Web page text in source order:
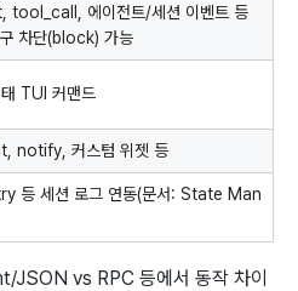
tool_call, 에이전트/세션 이벤트 등
차단(block) 가능
TUI 커맨드
notify, 커스텀 위젯 등
등 세션 로그 연동(문서: State Man
JSON vs RPC 등에서 동작 차이